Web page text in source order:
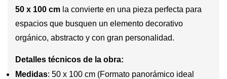
50 x 100 cm la convierte en una pieza perfecta para
espacios que busquen un elemento decorativo
orgánico, abstracto y con gran personalidad.
Detalles técnicos de la obra:
Medidas: 50 x 100 cm (Formato panorámico ideal